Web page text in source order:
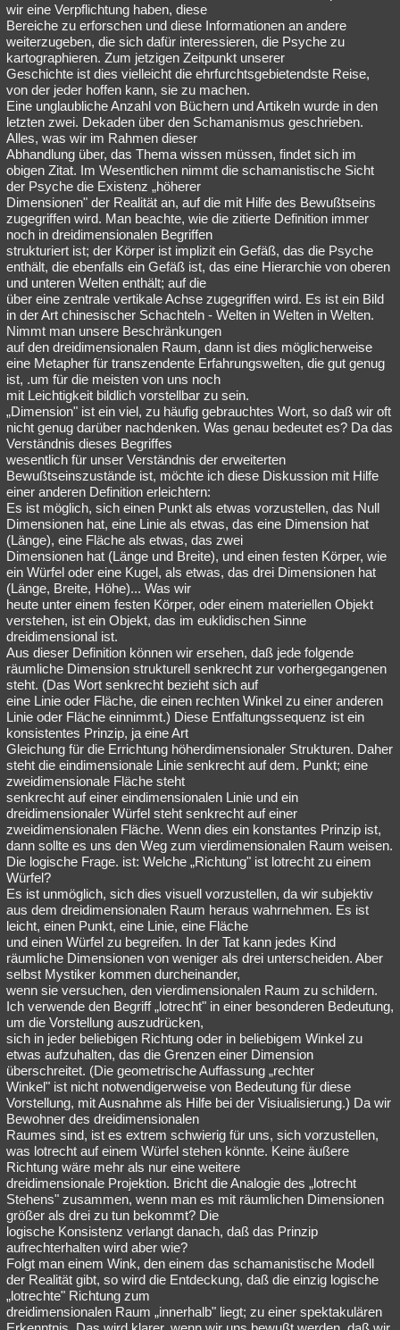
wir eine Verpflichtung haben, diese
Bereiche zu erforschen und diese Informationen an andere
weiterzugeben, die sich dafür interessieren, die Psyche zu
kartographieren. Zum jetzigen Zeitpunkt unserer
Geschichte ist dies vielleicht die ehrfurchtsgebietendste Reise,
von der jeder hoffen kann, sie zu machen.
Eine unglaubliche Anzahl von Büchern und Artikeln wurde in den
letzten zwei. Dekaden über den Schamanismus geschrieben.
Alles, was wir im Rahmen dieser
Abhandlung über, das Thema wissen müssen, findet sich im
obigen Zitat. Im Wesentlichen nimmt die schamanistische Sicht
der Psyche die Existenz „höherer
Dimensionen" der Realität an, auf die mit Hilfe des Bewußtseins
zugegriffen wird. Man beachte, wie die zitierte Definition immer
noch in dreidimensionalen Begriffen
strukturiert ist; der Körper ist implizit ein Gefäß, das die Psyche
enthält, die ebenfalls ein Gefäß ist, das eine Hierarchie von oberen
und unteren Welten enthält; auf die
über eine zentrale vertikale Achse zugegriffen wird. Es ist ein Bild
in der Art chinesischer Schachteln - Welten in Welten in Welten.
Nimmt man unsere Beschränkungen
auf den dreidimensionalen Raum, dann ist dies möglicherweise
eine Metapher für transzendente Erfahrungswelten, die gut genug
ist, .um für die meisten von uns noch
mit Leichtigkeit bildlich vorstellbar zu sein.
„Dimension" ist ein viel, zu häufig gebrauchtes Wort, so daß wir oft
nicht genug darüber nachdenken. Was genau bedeutet es? Da das
Verständnis dieses Begriffes
wesentlich für unser Verständnis der erweiterten
Bewußtseinszustände ist, möchte ich diese Diskussion mit Hilfe
einer anderen Definition erleichtern:
Es ist möglich, sich einen Punkt als etwas vorzustellen, das Null
Dimensionen hat, eine Linie als etwas, das eine Dimension hat
(Länge), eine Fläche als etwas, das zwei
Dimensionen hat (Länge und Breite), und einen festen Körper, wie
ein Würfel oder eine Kugel, als etwas, das drei Dimensionen hat
(Länge, Breite, Höhe)... Was wir
heute unter einem festen Körper, oder einem materiellen Objekt
verstehen, ist ein Objekt, das im euklidischen Sinne
dreidimensional ist.
Aus dieser Definition können wir ersehen, daß jede folgende
räumliche Dimension strukturell senkrecht zur vorhergegangenen
steht. (Das Wort senkrecht bezieht sich auf
eine Linie oder Fläche, die einen rechten Winkel zu einer anderen
Linie oder Fläche einnimmt.) Diese Entfaltungssequenz ist ein
konsistentes Prinzip, ja eine Art
Gleichung für die Errichtung höherdimensionaler Strukturen. Daher
steht die eindimensionale Linie senkrecht auf dem. Punkt; eine
zweidimensionale Fläche steht
senkrecht auf einer eindimensionalen Linie und ein
dreidimensionaler Würfel steht senkrecht auf einer
zweidimensionalen Fläche. Wenn dies ein konstantes Prinzip ist,
dann sollte es uns den Weg zum vierdimensionalen Raum weisen.
Die logische Frage. ist: Welche „Richtung" ist lotrecht zu einem
Würfel?
Es ist unmöglich, sich dies visuell vorzustellen, da wir subjektiv
aus dem dreidimensionalen Raum heraus wahrnehmen. Es ist
leicht, einen Punkt, eine Linie, eine Fläche
und einen Würfel zu begreifen. In der Tat kann jedes Kind
räumliche Dimensionen von weniger als drei unterscheiden. Aber
selbst Mystiker kommen durcheinander,
wenn sie versuchen, den vierdimensionalen Raum zu schildern.
Ich verwende den Begriff „lotrecht" in einer besonderen Bedeutung,
um die Vorstellung auszudrücken,
sich in jeder beliebigen Richtung oder in beliebigem Winkel zu
etwas aufzuhalten, das die Grenzen einer Dimension
überschreitet. (Die geometrische Auffassung „rechter
Winkel" ist nicht notwendigerweise von Bedeutung für diese
Vorstellung, mit Ausnahme als Hilfe bei der Visiualisierung.) Da wir
Bewohner des dreidimensionalen
Raumes sind, ist es extrem schwierig für uns, sich vorzustellen,
was lotrecht auf einem Würfel stehen könnte. Keine äußere
Richtung wäre mehr als nur eine weitere
dreidimensionale Projektion. Bricht die Analogie des „lotrecht
Stehens" zusammen, wenn man es mit räumlichen Dimensionen
größer als drei zu tun bekommt? Die
logische Konsistenz verlangt danach, daß das Prinzip
aufrechterhalten wird aber wie?
Folgt man einem Wink, den einem das schamanistische Modell
der Realität gibt, so wird die Entdeckung, daß die einzig logische
„lotrechte" Richtung zum
dreidimensionalen Raum „innerhalb" liegt; zu einer spektakulären